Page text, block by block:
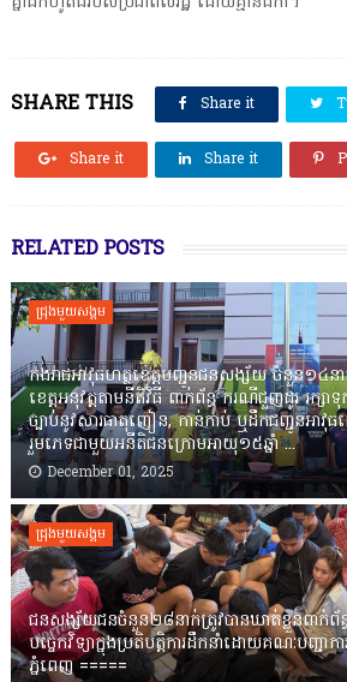
SHARE THIS Share it
Share it Share it
RELATED POSTS
ជ្រុងមួយសង្គម
កងរាជឣាវុធហត្ថខេត្តបញ្ជូនជនសង្ស័យ ចំនួន១៤
ខេត្តឣនុវត្តតាមនីតិវិធី ពាក់ព័ន្ធ ករណីជួញដូរ រក្
ច្បាប់នូវសារធាតុញៀន, កាន់កាប់ ឬដឹកជញ្ជូនអាវុធ
រួមភេទជាមួយអនីតិជនក្រោមអាយុ១៥ឆ្នាំ ...
December 01, 2025
ជ្រុងមួយសង្គម
ជនសង្ស័យជនចំនួន២៨នាក់ត្រូវបានឃាត់ខ្លួនពាក់ព័ន្
បច្ចេកវិទ្យាក្នុងប្រតិបត្តិការដឹកនាំដោយគណៈបញ្ជាកា
ភ្នំពេញ ‎=====